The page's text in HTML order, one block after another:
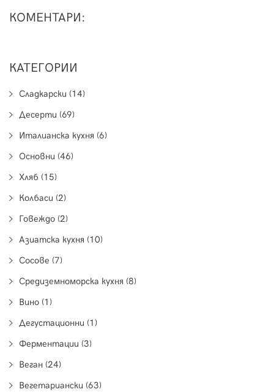
КОМЕНТАРИ:
КАТЕГОРИИ
Сладкарски (14)
Десерти (69)
Италианска кухня (6)
Основни (46)
Хляб (15)
Колбаси (2)
Говеждо (2)
Азиатска кухня (10)
Сосове (7)
Средиземноморска кухня (8)
Вино (1)
Дегустационни (1)
Ферментации (3)
Веган (24)
Вегетариански (63)